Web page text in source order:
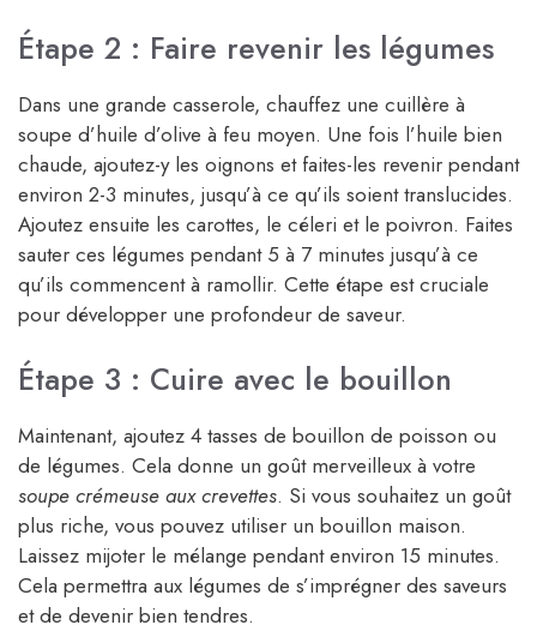
Étape 2 : Faire revenir les légumes
Dans une grande casserole, chauffez une cuillère à
soupe d’huile d’olive à feu moyen. Une fois l’huile bien
chaude, ajoutez-y les oignons et faites-les revenir pendant
environ 2-3 minutes, jusqu’à ce qu’ils soient translucides.
Ajoutez ensuite les carottes, le céleri et le poivron. Faites
sauter ces légumes pendant 5 à 7 minutes jusqu’à ce
qu’ils commencent à ramollir. Cette étape est cruciale
pour développer une profondeur de saveur.
Étape 3 : Cuire avec le bouillon
Maintenant, ajoutez 4 tasses de bouillon de poisson ou
de légumes. Cela donne un goût merveilleux à votre
soupe crémeuse aux crevettes. Si vous souhaitez un goût
plus riche, vous pouvez utiliser un bouillon maison.
Laissez mijoter le mélange pendant environ 15 minutes.
Cela permettra aux légumes de s’imprégner des saveurs
et de devenir bien tendres.